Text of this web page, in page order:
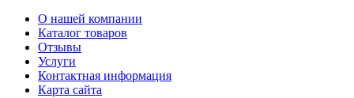
О нашей компании
Каталог товаров
Отзывы
Услуги
Контактная информация
Карта сайта